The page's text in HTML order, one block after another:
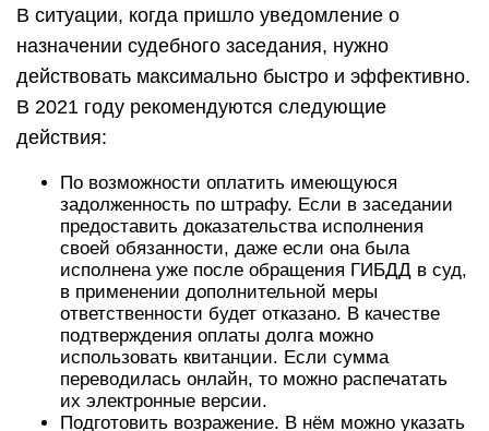
В ситуации, когда пришло уведомление о
назначении судебного заседания, нужно
действовать максимально быстро и эффективно.
В 2021 году рекомендуются следующие
действия:
По возможности оплатить имеющуюся
задолженность по штрафу. Если в заседании
предоставить доказательства исполнения
своей обязанности, даже если она была
исполнена уже после обращения ГИБДД в суд,
в применении дополнительной меры
ответственности будет отказано. В качестве
подтверждения оплаты долга можно
использовать квитанции. Если сумма
переводилась онлайн, то можно распечатать
их электронные версии.
Подготовить возражение. В нём можно указать